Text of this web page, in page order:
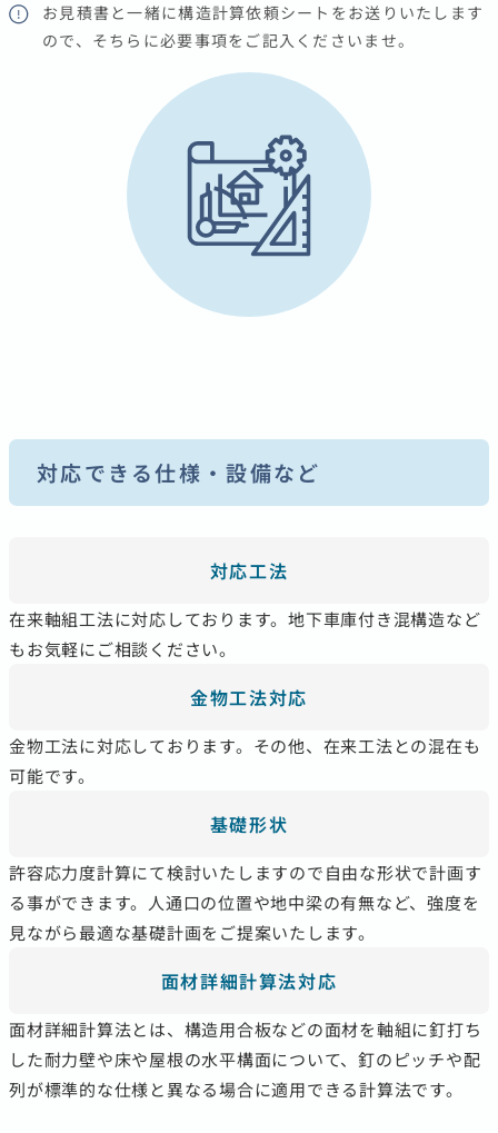
お見積書と一緒に構造計算依頼シートをお送りいたします
ので、そちらに必要事項をご記入くださいませ。
対応できる仕様・設備など
対応工法
在来軸組工法に対応しております。地下車庫付き混構造など
もお気軽にご相談ください。
金物工法対応
金物工法に対応しております。その他、在来工法との混在も
可能です。
基礎形状
許容応力度計算にて検討いたしますので自由な形状で計画す
る事ができます。人通口の位置や地中梁の有無など、強度を
見ながら最適な基礎計画をご提案いたします。
面材詳細計算法対応
面材詳細計算法とは、構造用合板などの面材を軸組に釘打ち
した耐力壁や床や屋根の水平構面について、釘のピッチや配
列が標準的な仕様と異なる場合に適用できる計算法です。